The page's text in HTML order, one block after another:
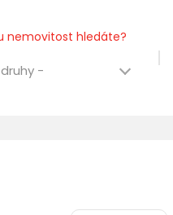
nemovitost hledáte?
-